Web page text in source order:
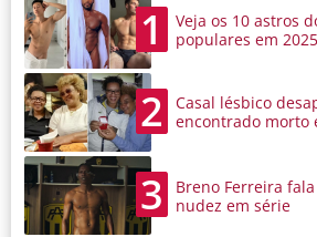
1
Veja os 10 astros
populares em 2025
2
Casal lésbico
encontrado morto
3
Breno Ferreira
nudez em série